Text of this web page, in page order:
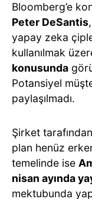
Bloomberg’e
Peter DeSantis
yapay zeka
kullanılmak
konusunda
Potansiyel
paylaşılmadı.
Şirket
plan henüz
temelinde ise
nisan ayında
mektubunda